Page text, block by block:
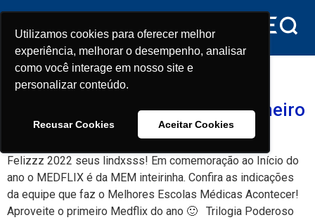
Utilizamos cookies para oferecer melhor
experiência, melhorar o desempenho, analisar
como você interage em nosso site e
personalizar conteúdo.
Recusar Cookies Aceitar Cookies
Utilizamos cookies para oferecer melhor
experiência, melhorar o desempenho, analisar
como você interage em nosso site e
personalizar conteúdo.
Recusar Cookies Aceitar Cookies
conteúdo
Tag:cinema
Felizzz 2022 seus lindxsss! Primeiro
medflix do ano
Felizzz 2022 seus lindxsss! Em comemoração ao Início do
ano o MEDFLIX é da MEM inteirinha. Confira as indicações
da equipe que faz o Melhores Escolas Médicas Acontecer!
Aproveite o primeiro Medflix do ano 🙂 Trilogia Poderoso